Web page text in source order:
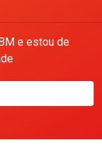
e estou de